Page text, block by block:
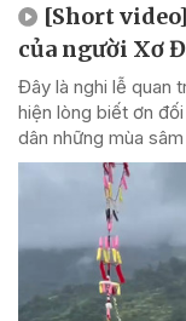
[Short
của người Xơ
Đây là nghi lễ quan
hiện lòng biết ơn
dân những mùa